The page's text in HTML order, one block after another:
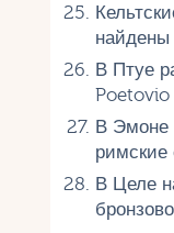
найдены
В Птуе
Poetovio
В Эмоне
В Целе